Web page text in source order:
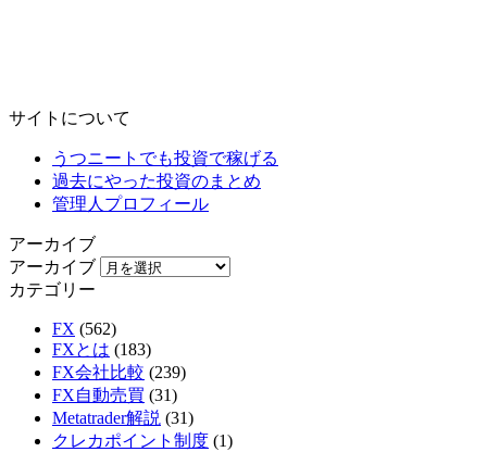
サイトについて
うつニートでも投資で稼げる
過去にやった投資のまとめ
管理人プロフィール
アーカイブ
アーカイブ
カテゴリー
FX (562)
FXとは (183)
FX会社比較 (239)
FX自動売買 (31)
Metatrader解説 (31)
クレカポイント制度 (1)